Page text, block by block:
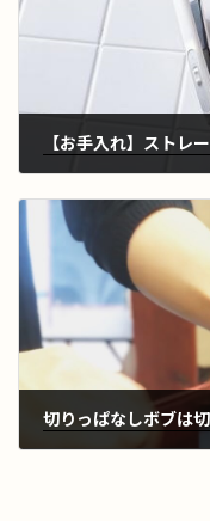
切りっぱなしボブは